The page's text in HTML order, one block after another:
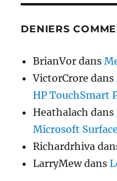
DENIERS
BrianVor dans
VictorCrore dans
HP TouchSmart
Heathalach dans
Microsoft
Richardrhiva
LarryMewdans